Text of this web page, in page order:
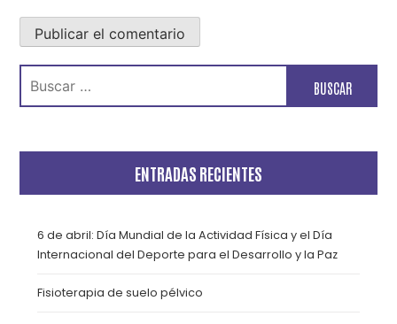
Buscar:
ENTRADAS RECIENTES
6 de abril: Día Mundial de la Actividad Física y el Día
Internacional del Deporte para el Desarrollo y la Paz
Fisioterapia de suelo pélvico